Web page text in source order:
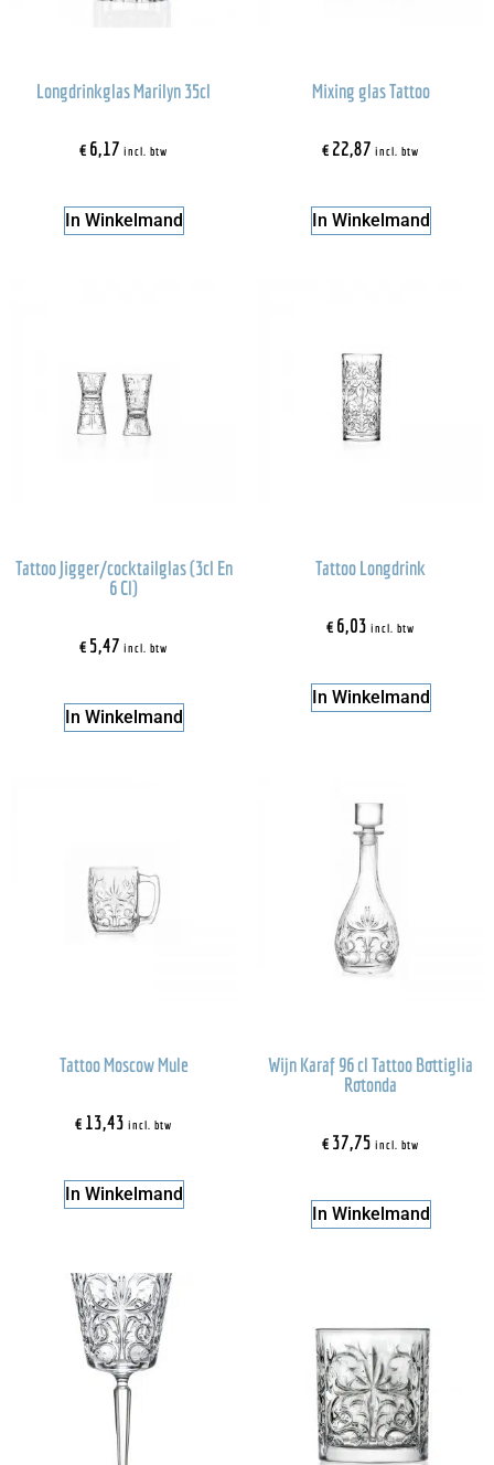
Longdrinkglas Marilyn 35cl
€6,17 incl. btw
In Winkelmand
Mixing glas Tattoo
€22,87 incl. btw
In Winkelmand
Tattoo Jigger/cocktailglas (3cl En
6 Cl)
€5,47 incl. btw
In Winkelmand
Tattoo Longdrink
€6,03 incl. btw
In Winkelmand
Tattoo Moscow Mule
€13,43 incl. btw
In Winkelmand
Wijn Karaf 96 cl Tattoo Bottiglia
Rotonda
€37,75 incl. btw
In Winkelmand